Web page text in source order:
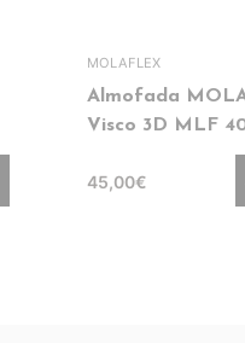
MOLAFLEX
Almofada
Visco 3D MLF
45,00€